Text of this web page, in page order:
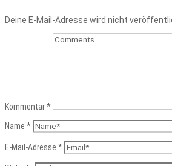
Deine E-Mail-Adresse wird nicht
Kommentar*
Name *
E-Mail-Adresse *